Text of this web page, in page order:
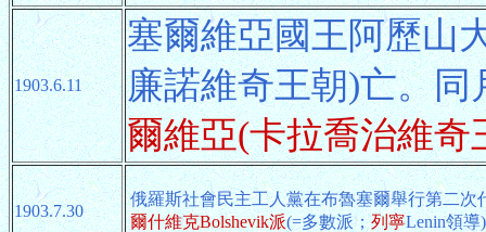
1903.6.11
塞爾維亞國王阿歷山
廉諾維奇王朝)亡。同
爾維亞(卡拉喬治維奇
1903.7.30
俄羅斯社會民主工人黨在布魯塞爾舉行第二
爾什維克Bolshevik派(=多數派；列寧Lenin領導